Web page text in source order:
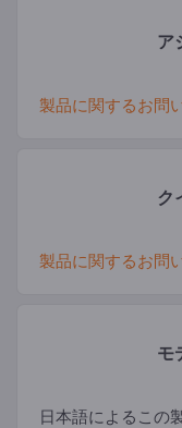
ア
製品に関するお問
ク
製品に関するお問
モ
日本語によるこの